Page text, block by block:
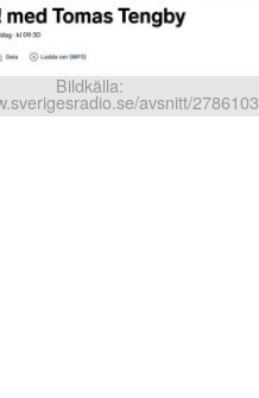
Bildkälla:
avsnitt/2786103